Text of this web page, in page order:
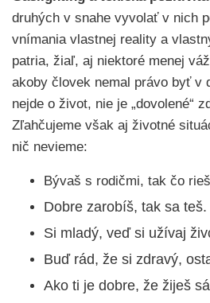
druhých v snahe vyvolať v nich
vnímania vlastnej reality a
patria, žiaľ, aj niektoré menej
akoby človek nemal právo byť v
nejde o život, nie je „dovolené“
Zľahčujeme však aj životné
nič nevieme:
Bývaš s rodičmi, tak čo
Dobre zarobíš, tak sa teš.
Si mladý, veď si užívaj
Buď rád, že si zdravý,
Ako ti je dobre, že žiješ